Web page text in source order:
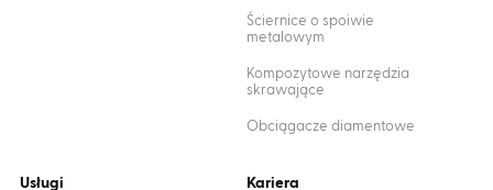
Ściernice o spoiwie
metalowym
Kompozytowe narzędzia
skrawające
Obciągacze diamentowe
Usługi Kariera